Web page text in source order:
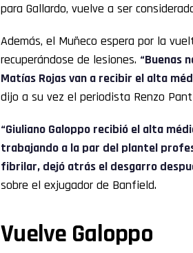
para Gallardo, vuelve a ser
Además, el Muñeco espera por la
recuperándose de lesiones. “Buenas
Matías Rojas van a recibir el alta
dijo a su vez el periodista Renzo
“Giuliano Galoppo recibió el alta
trabajando a la par del plantel
fibrilar, dejó atrás el desgarro
sobre el exjugador de Banfield.
Vuelve Galoppo